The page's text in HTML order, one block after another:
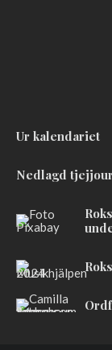
Ur kalendariet
Nedlagd